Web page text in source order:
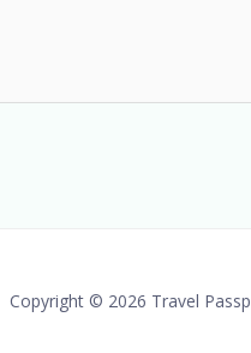
Copyright © 2026 Travel